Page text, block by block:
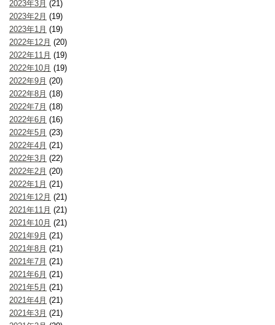
2023年3月 (21)
2023年2月 (19)
2023年1月 (19)
2022年12月 (20)
2022年11月 (19)
2022年10月 (19)
2022年9月 (20)
2022年8月 (18)
2022年7月 (18)
2022年6月 (16)
2022年5月 (23)
2022年4月 (21)
2022年3月 (22)
2022年2月 (20)
2022年1月 (21)
2021年12月 (21)
2021年11月 (21)
2021年10月 (21)
2021年9月 (21)
2021年8月 (21)
2021年7月 (21)
2021年6月 (21)
2021年5月 (21)
2021年4月 (21)
2021年3月 (21)